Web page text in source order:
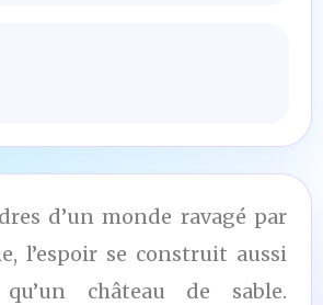
d’un monde ravagé par
l’espoir se construit aussi
château de sable.